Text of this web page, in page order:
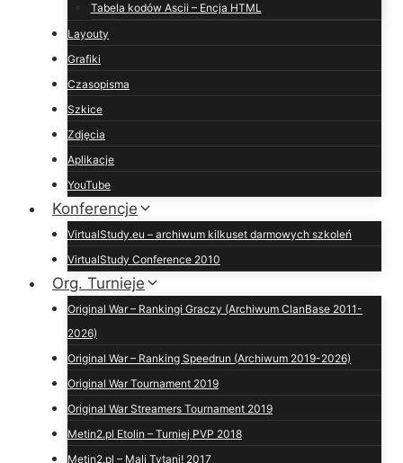
Tabela kodów Ascii – Encja HTML
Layouty
Grafiki
Czasopisma
Szkice
Zdjęcia
Aplikacje
YouTube
Konferencje
VirtualStudy.eu – archiwum kilkuset darmowych szkoleń
VirtualStudy Conference 2010
Org. Turnieje
Original War – Rankingi Graczy (Archiwum ClanBase 2011-
2026)
Original War – Ranking Speedrun (Archiwum 2019-2026)
Original War Tournament 2019
Original War Streamers Tournament 2019
Metin2.pl Etolin – Turniej PVP 2018
Metin2.pl – Mali Tytani! 2017